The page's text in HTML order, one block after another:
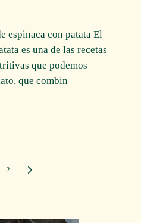
espinaca con patata El
es una de las recetas
que podemos
que combin
2